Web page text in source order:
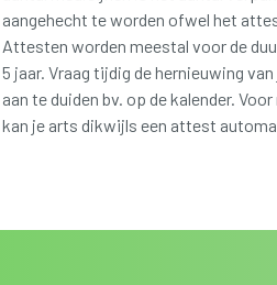
aangehecht te worden ofwel het
Attesten worden meestal voor de
5 jaar. Vraag tijdig de hernieuwing
aan te duiden bv. op de kalender.
kan je arts dikwijls een attest